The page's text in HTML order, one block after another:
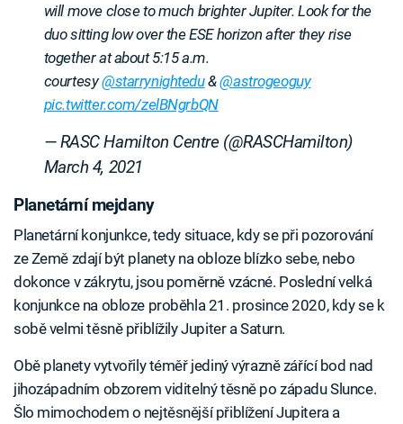
will move close to much brighter Jupiter. Look for the
duo sitting low over the ESE horizon after they rise
together at about 5:15 a.m.
courtesy@starrynightedu&@astrogeoguy
pic.twitter.com/zelBNgrbQN
— RASC Hamilton Centre (@RASCHamilton)
March 4, 2021
Planetární mejdany
Planetární konjunkce, tedy situace, kdy se při pozorování
ze Země zdají být planety na obloze blízko sebe, nebo
dokonce v zákrytu, jsou poměrně vzácné. Poslední velká
konjunkce na obloze proběhla 21. prosince 2020, kdy se k
sobě velmi těsně přiblížily Jupiter a Saturn.
Obě planety vytvořily téměř jediný výrazně zářící bod nad
jihozápadním obzorem viditelný těsně po západu Slunce.
Šlo mimochodem o nejtěsnější přiblížení Jupitera a